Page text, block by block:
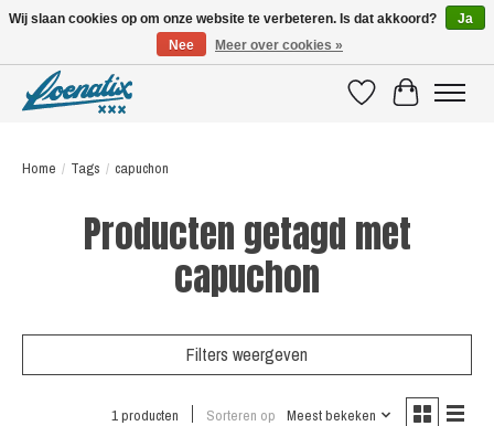
VerlanglijstWinkelwagen
Home / Tags / capuchon
Producten getagd met
capuchon
Filters weergeven
1 producten Sorteren op Meest bekeken
Wij slaan cookies op om onze website te verbeteren. Is dat akkoord?
Ja
Nee
Meer over cookies »